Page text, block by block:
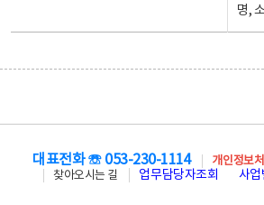
명,
대표전화 ☏ 053-230-1114 개인정보
찾아오시는 길
업무담당자조회 사업